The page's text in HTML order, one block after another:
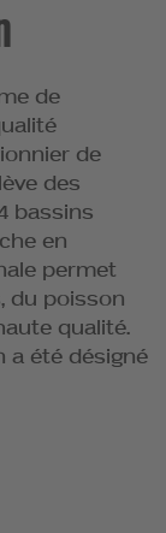
de
de
des
bassins
en
permet
du poisson
qualité.
a été désigné